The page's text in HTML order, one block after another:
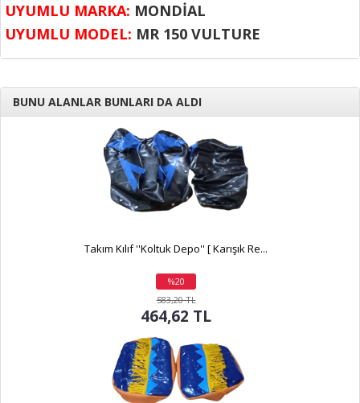
UYUMLU MARKA: MONDİAL
UYUMLU MODEL: MR 150 VULTURE
BUNU ALANLAR BUNLARI DA ALDI
Takım Kılıf ''Koltuk Depo'' [ Karışık Re...
%20
indirim
583,20 TL
464,62 TL